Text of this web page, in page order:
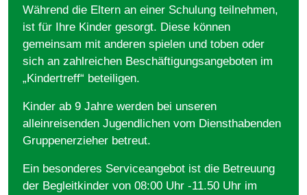
Während die Eltern an einer Schulung teilnehmen,
ist für Ihre Kinder gesorgt. Diese können
gemeinsam mit anderen spielen und toben oder
sich an zahlreichen Beschäftigungsangeboten im
„Kindertreff“ beteiligen.
Kinder ab 9 Jahre werden bei unseren
alleinreisenden Jugendlichen vom Diensthabenden
Gruppenerzieher betreut.
Ein besonderes Serviceangebot ist die Betreuung
der Begleitkinder von 08:00 Uhr -11.50 Uhr im